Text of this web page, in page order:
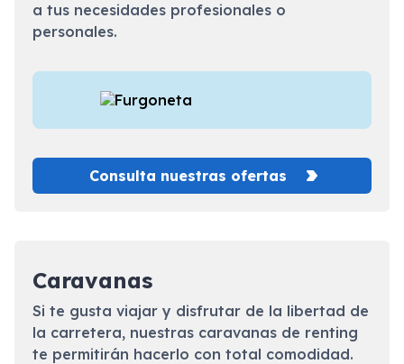
a tus necesidades profesionales o
personales.
Consulta nuestras ofertas
Caravanas
Si te gusta viajar y disfrutar de la libertad de
la carretera, nuestras caravanas de renting
te permitirán hacerlo con total comodidad.